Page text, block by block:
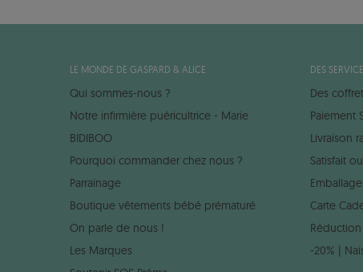
LE MONDE DE GASPARD & ALICE
Qui sommes-nous ?
Notre infirmière puéricultrice - Marie
BIDIBOO
Pourquoi commander chez nous ?
Parrainage
Boutique vêtements bébé prématuré
On parle de nous !
Les Marques
DES
Des
Paiement
Livraison
Satisfait
Carte
-20% |